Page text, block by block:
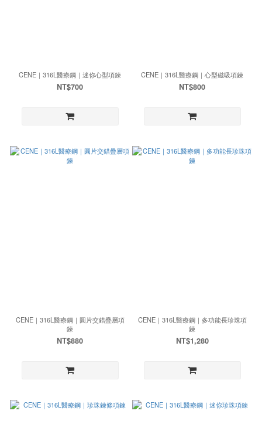
CENE｜316L醫療鋼｜迷你心型項鍊
NT$700
CENE｜316L醫療鋼｜心型磁吸項鍊
NT$800
CENE｜316L醫療鋼｜圓片交錯疊層項
鍊
NT$880
CENE｜316L醫療鋼｜多功能長珍珠項
鍊
NT$1,280